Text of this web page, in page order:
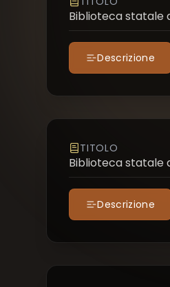
Biblioteca statale
Descrizione
TITOLO
Biblioteca statale
Descrizione